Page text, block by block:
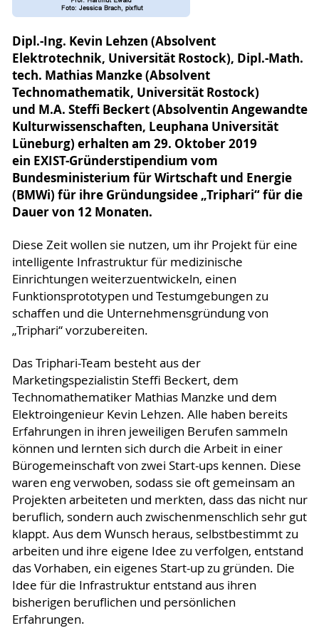
Dipl.-Ing. Kevin Lehzen (Absolvent
Elektrotechnik, Universität Rostock), Dipl.-Math.
tech. Mathias Manzke (Absolvent
Technomathematik, Universität Rostock)
und M.A. Steffi Beckert (Absolventin Angewandte
Kulturwissenschaften, Leuphana Universität
Lüneburg) erhalten am 29. Oktober 2019
ein EXIST-Gründerstipendium vom
Bundesministerium für Wirtschaft und Energie
(BMWi) für ihre Gründungsidee „Triphari“ für die
Dauer von 12 Monaten.
Diese Zeit wollen sie nutzen, um ihr Projekt für eine
intelligente Infrastruktur für medizinische
Einrichtungen weiterzuentwickeln, einen
Funktionsprototypen und Testumgebungen zu
schaffen und die Unternehmensgründung von
„Triphari“ vorzubereiten.
Das Triphari-Team besteht aus der
Marketingspezialistin Steffi Beckert, dem
Technomathematiker Mathias Manzke und dem
Elektroingenieur Kevin Lehzen. Alle haben bereits
Erfahrungen in ihren jeweiligen Berufen sammeln
können und lernten sich durch die Arbeit in einer
Bürogemeinschaft von zwei Start-ups kennen. Diese
waren eng verwoben, sodass sie oft gemeinsam an
Projekten arbeiteten und merkten, dass das nicht nur
beruflich, sondern auch zwischenmenschlich sehr gut
klappt. Aus dem Wunsch heraus, selbstbestimmt zu
arbeiten und ihre eigene Idee zu verfolgen, entstand
das Vorhaben, ein eigenes Start-up zu gründen. Die
Idee für die Infrastruktur entstand aus ihren
bisherigen beruflichen und persönlichen
Erfahrungen.